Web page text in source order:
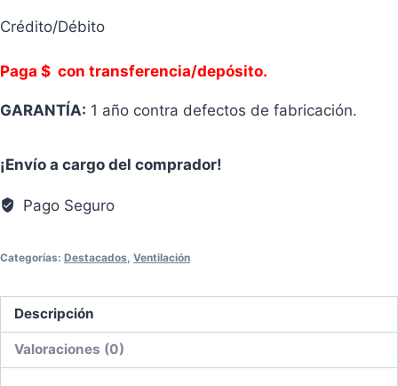
Crédito/Débito
Paga $ con transferencia/depósito.
GARANTÍA: 1 año contra defectos de fabricación.
¡Envío a cargo del comprador!
Pago Seguro
Categorías: Destacados Ventilación
Descripción
Valoraciones (0)